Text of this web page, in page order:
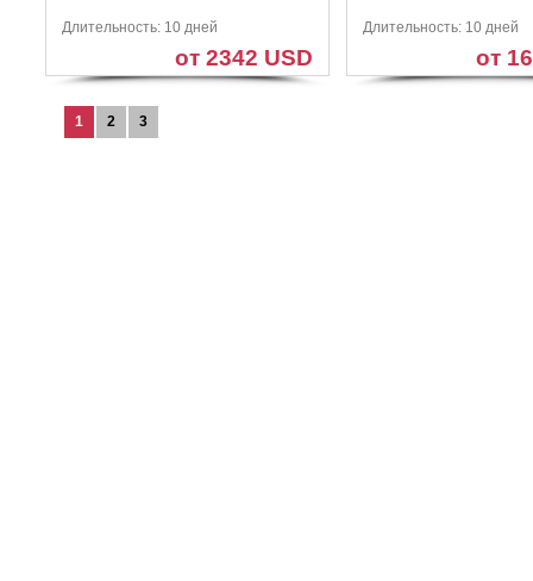
Длительность: 10 дней
от 2342 USD
Длительность: 10 дней
от
1 2 3